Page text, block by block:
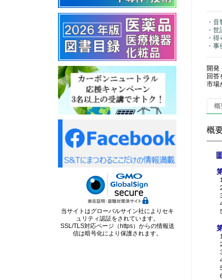
・
・
・
・
開発
回答
市場
概
概
当サイトはグローバルサイン社によりセキ
ュリティ認証をされています。
SSL/TLS対応ページ（https）からの情報送
信は暗号化により保護されます。